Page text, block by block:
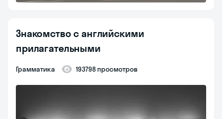
Знакомство с английскими
прилагательными
Грамматика 193798 просмотров